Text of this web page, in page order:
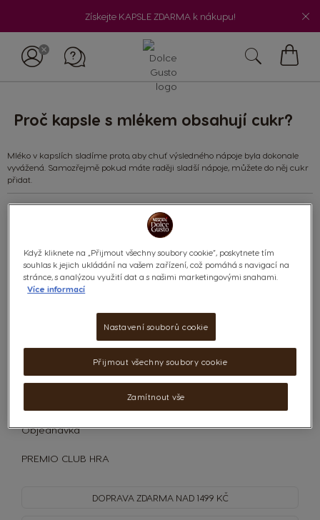
Získejte KAPSLE ZDARMA k nákupu!
Proč kapsle s mlékem obsahují cukr?
Mléko v kapslích sladíme proto, aby chuť výsledného nápoje byla dokonale
vyvážená. Samozřejmě pokud máte raději sladší nápoje, můžete do něj cukr
přidat.
hledáte?
Příprava
Objednávka
PREMIO CLUB HRA
DOPRAVA ZDARMA NAD 1499 KČ
Když kliknete na „Přijmout všechny soubory cookie“, poskytnete tím
souhlas k jejich ukládání na vašem zařízení, což pomáhá s navigací na
stránce, s analýzou využití dat a s našimi marketingovými snahami.
Více informací
Nastavení souborů cookie
Zamítnout vše
Přijmout všechny soubory cookie